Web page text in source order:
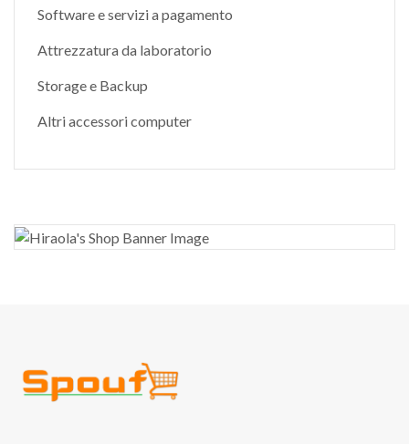
Software e servizi a pagamento
Attrezzatura da laboratorio
Storage e Backup
Altri accessori computer